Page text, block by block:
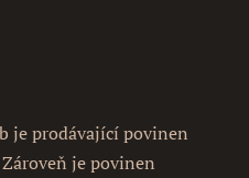
je prodávající povinen
je povinen